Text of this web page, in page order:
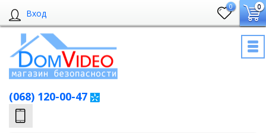
Вход
0 0
(068) 120-00-47